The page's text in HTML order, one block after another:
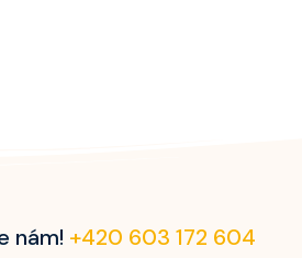
nám! +420 603 172 604